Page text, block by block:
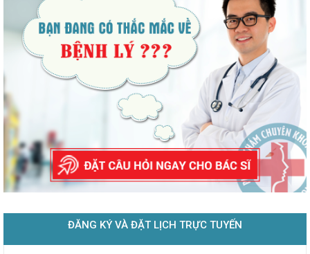
ĐĂNG KÝ VÀ ĐẶT LỊCH TRỰC TUYẾN